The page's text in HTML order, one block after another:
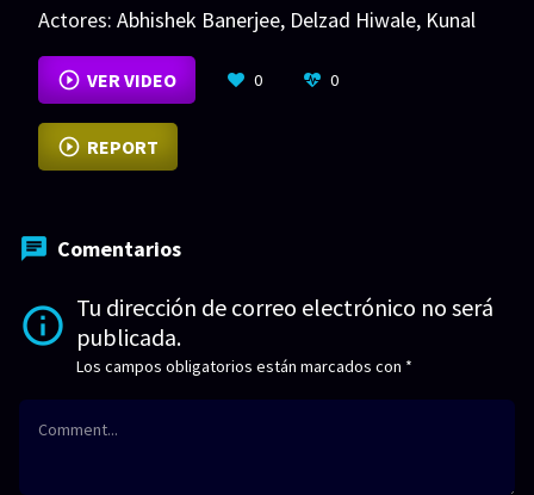
Actores: Abhishek Banerjee, Delzad Hiwale, Kunal
Kapoor
VER MÁS
VER VIDEO 0 0
REPORT
Comentarios
Tu dirección de correo electrónico no será
publicada.
Los campos obligatorios están marcados con *